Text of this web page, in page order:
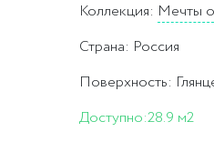
Коллекция: Мечты
Страна: Россия
Поверхность:
Доступно:28.9 м2